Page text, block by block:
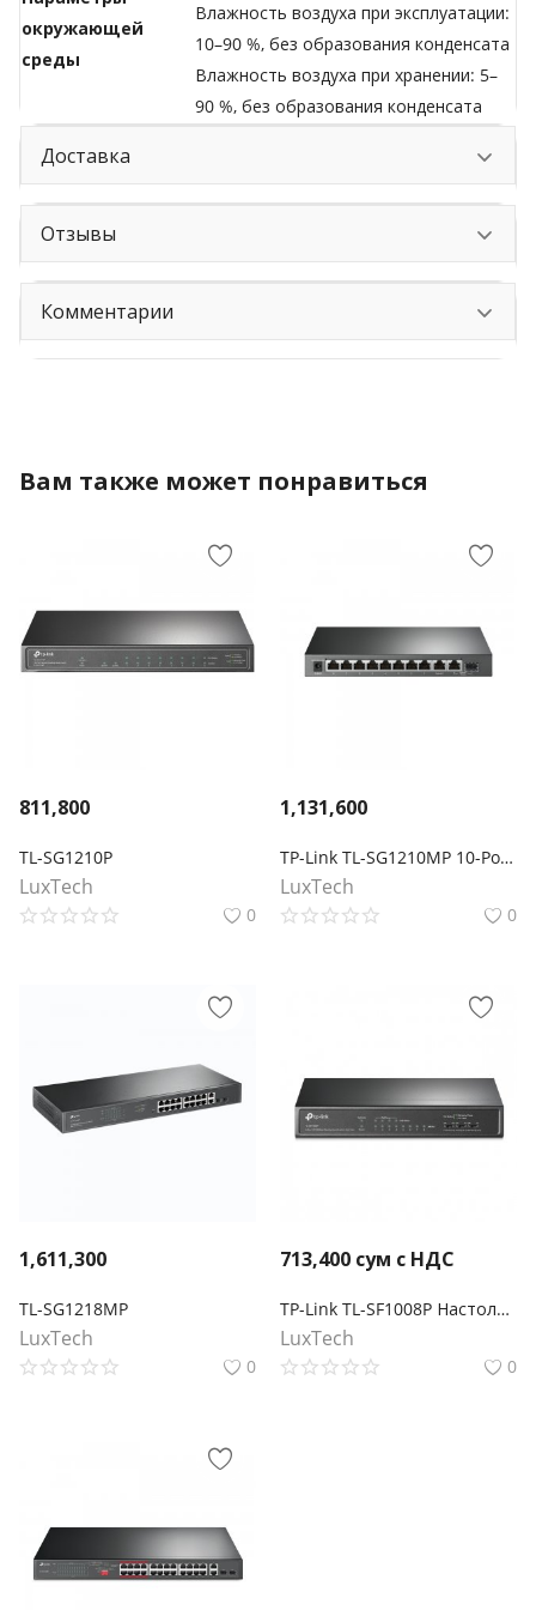
окружающей
среды
Влажность воздуха при эксплуатации:
10–90 %, без образования конденсата
Влажность воздуха при хранении: 5–
90 %, без образования конденсата
Доставка
Отзывы
Комментарии
Вам также может понравиться
811,800
TL-SG1210P
LuxTech
0
1,131,600
TP-Link TL-SG1210MP 10-Port Гигабитный коммутатор для настольных ПК с 8-Port PoE +
LuxTech
0
1,611,300
TL-SG1218MP
LuxTech
0
713,400 сум с НДС
TP-Link TL-SF1008P Настольный коммутатор с 8 портами 10/100 Мбит/с (4 порта PoE+)
LuxTech
0